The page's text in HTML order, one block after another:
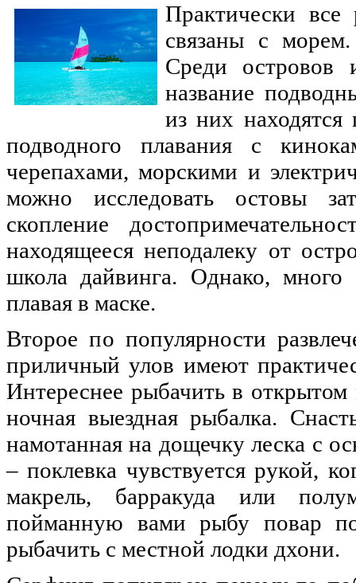
Практически все
связаны с морем.
Среди
название
из них
подводного плавания с
черепахами, морскими и
можно исследовать остовы
скопление
находящееся неподалеку от
школа дайвинга. Однако,
плавая в маске.
Второе по популярности
приличный улов имеют
Интереснее рыбачить в
ночная выездная рыбалка.
намотанная на дощечку леска с
– поклевка чувствуется рукой,
макрель, барракуда или
пойманную вами рыбу повар
рыбачить с местной лодки дхони.